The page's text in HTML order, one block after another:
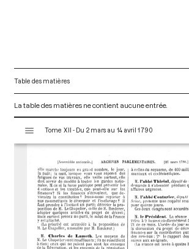
Table des matières
La table des matières ne contient aucune entrée.
s
Tome XII - Du 2 mars au 14 avril 1790